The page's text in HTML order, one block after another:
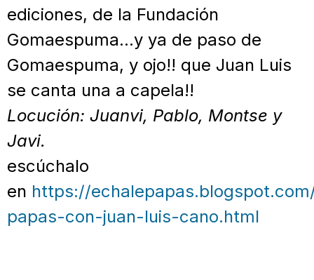
ediciones, de la Fundación
Gomaespuma…y ya de paso de
Gomaespuma, y ojo!! que Juan Luis
se canta una a capela!!
Locución: Juanvi, Pablo, Montse y
Javi.
escúchalo
en https://
papas-con-juan-luis-cano.html